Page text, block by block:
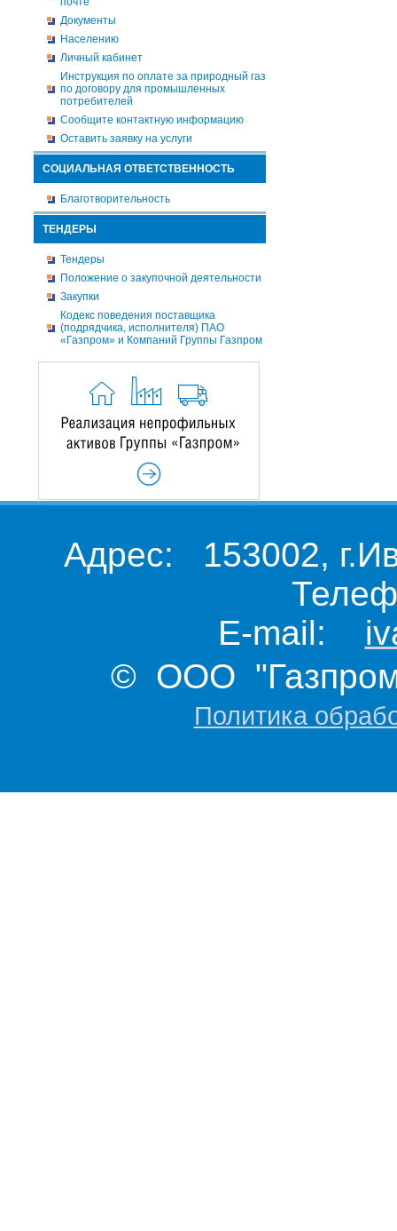
Документы
Населению
Личный кабинет
Инструкция по оплате за природный газ
по договору для промышленных
потребителей
Сообщите контактную информацию
Оставить заявку на услуги
СОЦИАЛЬНАЯ ОТВЕТСТВЕННОСТЬ
Благотворительность
ТЕНДЕРЫ
Тендеры
Положение о закупочной деятельности
Закупки
Кодекс поведения поставщика
(подрядчика, исполнителя) ПАО
«Газпром» и Компаний Группы Газпром
Адрес: 153002,
E-mail:
© ООО "Газпром
Политика